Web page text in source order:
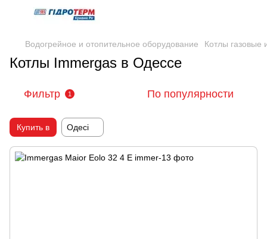
Водогрейное и отопительное оборудование Котлы газовые
Котлы Immergas в Одессе
Фильтр 1 По популярности
Купить в Одесі